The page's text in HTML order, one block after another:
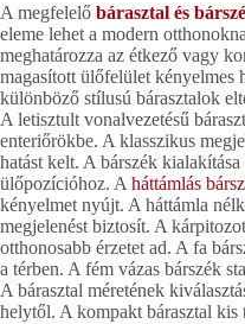
A megfelelő bárasztal és
eleme lehet a modern
meghatározza az étkező vagy
magasított ülőfelület kényelmes
különböző stílusú bárasztalok
A letisztult vonalvezetésű
enteriőrökbe. A klasszikus
hatást kelt. A bárszék
ülőpozícióhoz. A háttámlás
kényelmet nyújt. A háttámla
megjelenést biztosít. A
otthonosabb érzetet ad. A fa
a térben. A fém vázas bárszék
A bárasztal méretének
helytől. A kompakt bárasztal kis